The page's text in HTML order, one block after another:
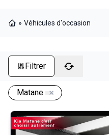
» Véhicules d'occasion
Filtrer
Matane